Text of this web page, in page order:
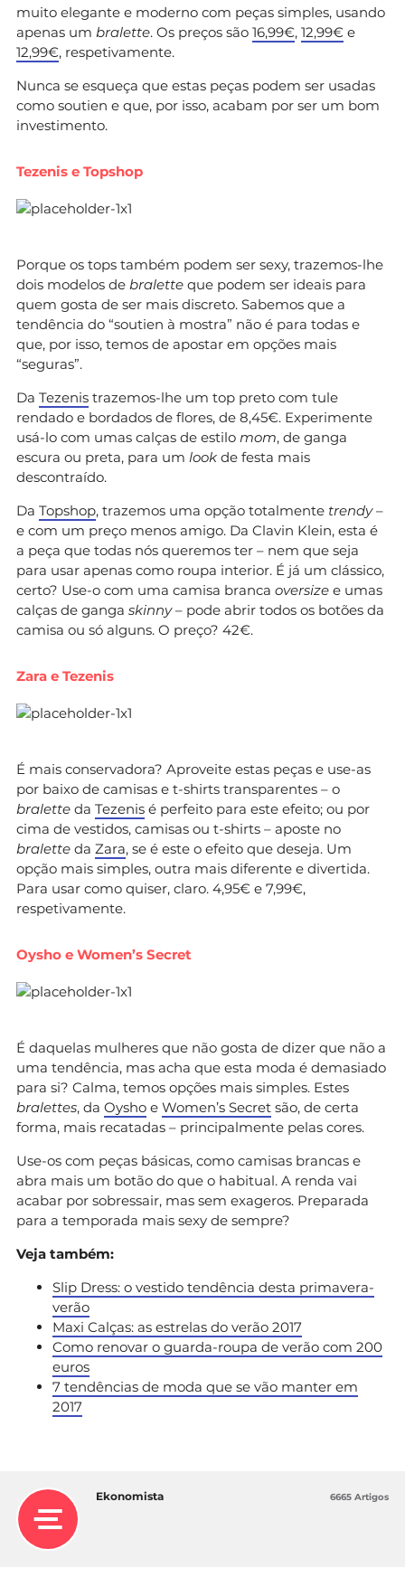
muito elegante e moderno com peças simples, usando
apenas um bralette. Os preços são 16,99€, 12,99€ e
12,99€, respetivamente.
Nunca se esqueça que estas peças podem ser usadas
como soutien e que, por isso, acabam por ser um bom
investimento.
Tezenis e Topshop
Porque os tops também podem ser sexy, trazemos-lhe
dois modelos de bralette que podem ser ideais para
quem gosta de ser mais discreto. Sabemos que a
tendência do “soutien à mostra” não é para todas e
que, por isso, temos de apostar em opções mais
“seguras”.
Da Tezenis trazemos-lhe um top preto com tule
rendado e bordados de flores, de 8,45€. Experimente
usá-lo com umas calças de estilo mom, de ganga
escura ou preta, para um look de festa mais
descontraído.
Da Topshop, trazemos uma opção totalmente trendy–
e com um preço menos amigo. Da Clavin Klein, esta é
a peça que todas nós queremos ter – nem que seja
para usar apenas como roupa interior. É já um clássico,
certo? Use-o com uma camisa branca oversize e umas
calças de ganga skinny– pode abrir todos os botões da
camisa ou só alguns. O preço? 42€.
Zara e Tezenis
É mais conservadora? Aproveite estas peças e use-as
por baixo de camisas e t-shirts transparentes – o
bralette da Tezenis é perfeito para este efeito; ou por
cima de vestidos, camisas ou t-shirts – aposte no
bralette da Zara, se é este o efeito que deseja. Um
opção mais simples, outra mais diferente e divertida.
Para usar como quiser, claro. 4,95€ e 7,99€,
respetivamente.
Oysho e Women’s Secret
É daquelas mulheres que não gosta de dizer que não a
uma tendência, mas acha que esta moda é demasiado
para si? Calma, temos opções mais simples. Estes
bralettes, da Oysho e Women’s Secret são, de certa
forma, mais recatadas – principalmente pelas cores.
Use-os com peças básicas, como camisas brancas e
abra mais um botão do que o habitual. A renda vai
acabar por sobressair, mas sem exageros. Preparada
para a temporada mais sexy de sempre?
Veja também:
Slip Dress: o vestido tendência desta primavera-
verão
Maxi Calças: as estrelas do verão 2017
Como renovar o guarda-roupa de verão com 200
euros
7 tendências de moda que se vão manter em
2017
Ekonomista 6665 Artigos